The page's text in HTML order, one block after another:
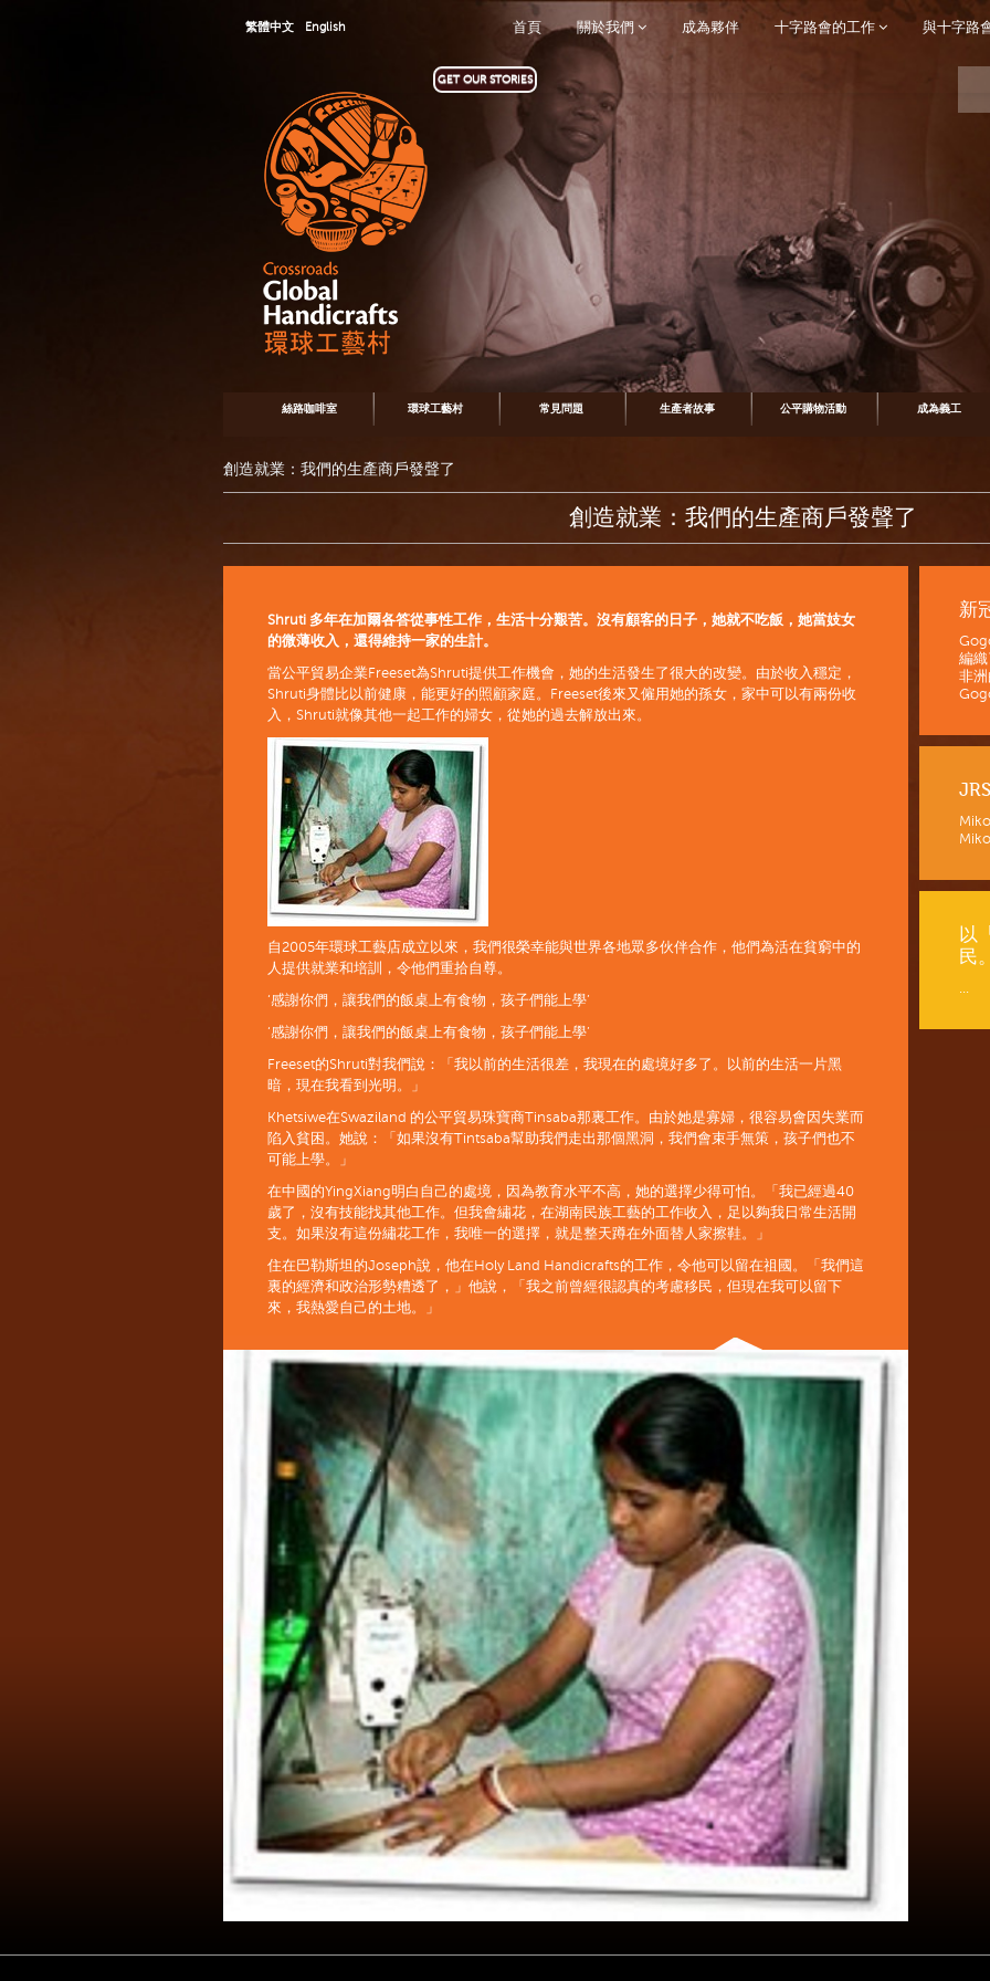
首頁 關於我們 成為夥伴 十字路會的工作 與十字路
繁體中文 English
GET OUR STORIES
絲路咖啡室 環球工藝村 常見問題 生產者故事 公平購物活動 成為義工
創造就業：我們的生產商戶發聲了
創造就業：我們的生產商戶發聲了
Shruti 多年在加爾各答從事性工作，生活十分艱苦。沒有顧客的日子，她就不吃飯，她當妓女
的微薄收入，還得維持一家的生計。
當公平貿易企業Freeset為Shruti提供工作機會，她的生活發生了很大的改變。由於收入穩定，
Shruti身體比以前健康，能更好的照顧家庭。Freeset後來又僱用她的孫女，家中可以有兩份收
入，Shruti就像其他一起工作的婦女，從她的過去解放出來。
自2005年環球工藝店成立以來，我們很榮幸能與世界各地眾多伙伴合作，他們為活在貧窮中的
人提供就業和培訓，令他們重拾自尊。
‘感謝你們，讓我們的飯桌上有食物，孩子們能上學’
‘感謝你們，讓我們的飯桌上有食物，孩子們能上學’
Freeset的Shruti對我們說：「我以前的生活很差，我現在的處境好多了。以前的生活一片黑
暗，現在我看到光明。」
Khetsiwe在Swaziland 的公平貿易珠寶商Tinsaba那裏工作。由於她是寡婦，很容易會因失業而
陷入貧困。她說：「如果沒有Tintsaba幫助我們走出那個黑洞，我們會束手無策，孩子們也不
可能上學。」
在中國的YingXiang明白自己的處境，因為教育水平不高，她的選擇少得可怕。「我已經過40
歲了，沒有技能找其他工作。但我會繡花，在湖南民族工藝的工作收入，足以夠我日常生活開
支。如果沒有這份繡花工作，我唯一的選擇，就是整天蹲在外面替人家擦鞋。」
住在巴勒斯坦的Joseph說，他在Holy Land Handicrafts的工作，令他可以留在祖國。「我們這
裏的經濟和政治形勢糟透了，」他說，「我之前曾經很認真的考慮移民，但現在我可以留下
來，我熱愛自己的土地。」
新
編
非洲
以
民。
...